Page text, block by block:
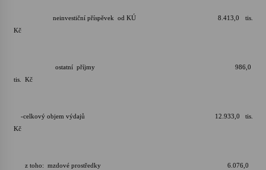
neinvestiční příspěvek od KÚ 8.413,0 tis.
Kč
ostatní příjmy 986,0
tis. Kč
-celkový objem výdajů 12.933,0 tis.
Kč
z toho: mzdové prostředky 6.076,0